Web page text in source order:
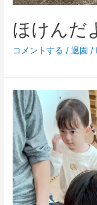
ほけんだ
コメントする /退園 /